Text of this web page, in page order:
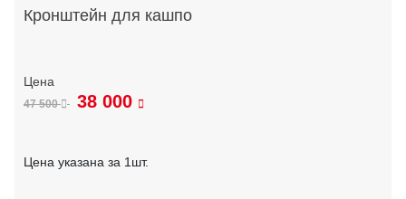
Кронштейн для кашпо
47 500 38 000
Цена указана за 1шт.